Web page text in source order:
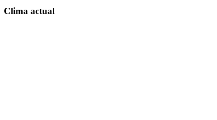
Clima actual